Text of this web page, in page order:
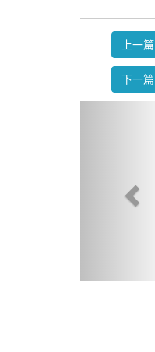
上一篇
下一篇